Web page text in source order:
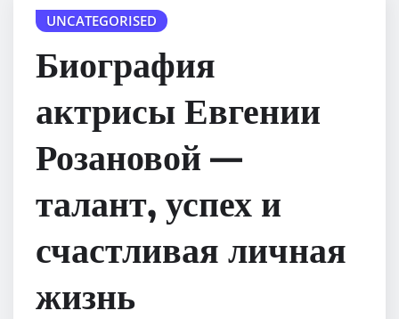
UNCATEGORISED
Биография
актрисы Евгении
Розановой —
талант, успех и
счастливая личная
жизнь